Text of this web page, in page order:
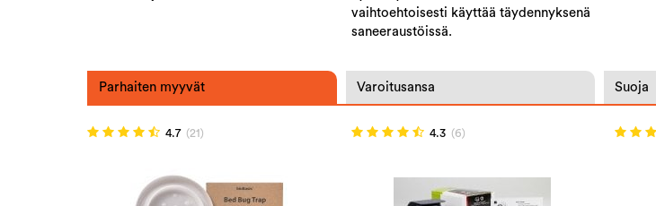
vaihtoehtoisesti käyttää täydennyksenä
saneeraustöissä.
Parhaiten myyvät Varoitusansa Suoja
4.7 (21) 4.3 (6)